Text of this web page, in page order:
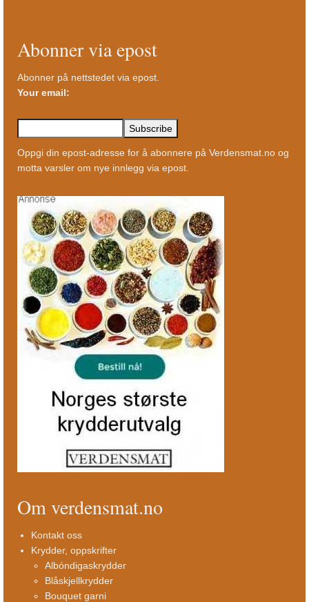
Abonner via epost
Abonner på nettstedet via epost.
Your email:
Oppgi din epost-adresse for å abonnere på Verdensmat.no og
motta varsler om nye innlegg via epost.
Om verdensmat.no
Kontakt oss
Krydder, oppskrifter
Albóndigaskrydder
Blåskjellkrydder
Bouquet garni